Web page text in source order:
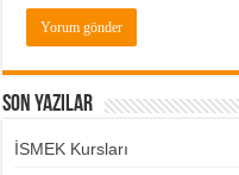
Son Yazılar
İSMEK Kursları